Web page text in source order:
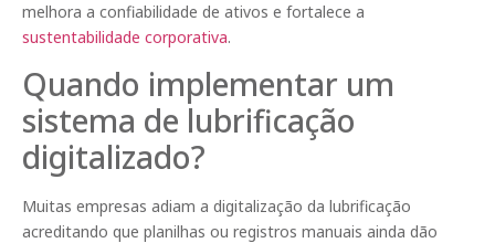
melhora a confiabilidade de ativos e fortalece a
sustentabilidade corporativa.
Quando implementar um
sistema de lubrificação
digitalizado?
Muitas empresas adiam a digitalização da lubrificação
acreditando que planilhas ou registros manuais ainda dão